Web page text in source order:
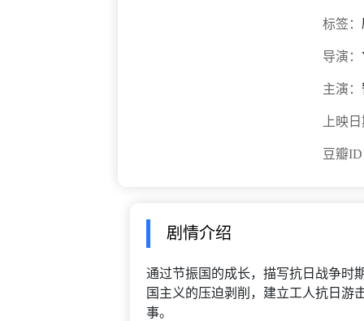
标签：
导演：
主演：
上映
豆瓣
剧情介绍
通过节振国的成长，描写抗日战争时
国主义的压迫剥削，建立工人抗日游
事。